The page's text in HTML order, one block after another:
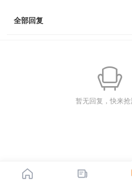
全部回复
暂无回复，快来抢